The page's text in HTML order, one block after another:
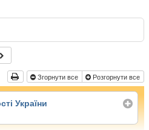
Згорнути все Розгорнути все
України